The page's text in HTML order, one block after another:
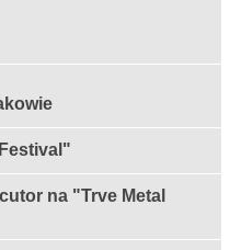
na "Trve Metal